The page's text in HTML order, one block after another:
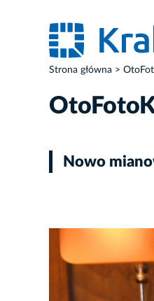
Strona główna
Nowo